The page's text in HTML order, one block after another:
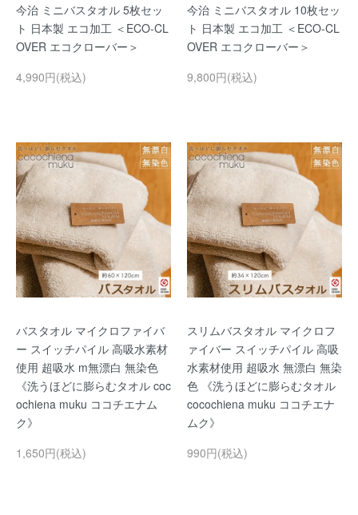
今治 ミニバスタオル 5枚セッ
ト 日本製 エコ加工 ＜ECO-CL
OVER エコクローバー＞
4,990円(税込)
今治 ミニバスタオル 10枚セッ
ト 日本製 エコ加工 ＜ECO-CL
OVER エコクローバー＞
9,800円(税込)
バスタオル マイクロファイバ
ー スイッチパイル 高吸水素材
使用 超吸水 m無漂白 無染色
《洗うほどに膨らむタオル coc
ochiena muku ココチエナム
ク》
1,650円(税込)
スリムバスタオル マイクロフ
ァイバー スイッチパイル 高吸
水素材使用 超吸水 無漂白 無染
色 《洗うほどに膨らむタオル
cocochiena muku ココチエナ
ムク》
990円(税込)